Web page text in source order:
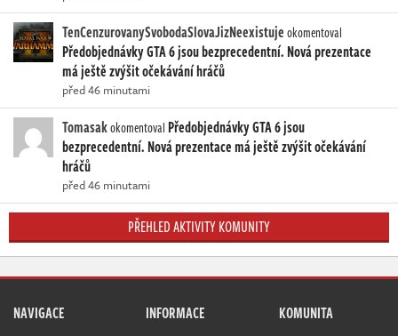
TenCenzurovanySvobodaSlovaJizNeexistujeokomentoval
Předobjednávky GTA 6 jsou bezprecedentní. Nová prezentace
má ještě zvýšit očekávání hráčů
před 46 minutami
Tomasakokomentoval Předobjednávky GTA 6 jsou
bezprecedentní. Nová prezentace má ještě zvýšit očekávání
hráčů
před 46 minutami
PŘEHLED AKTIVITY KOMUNITY
NAVIGACE INFORMACE KOMUNITA